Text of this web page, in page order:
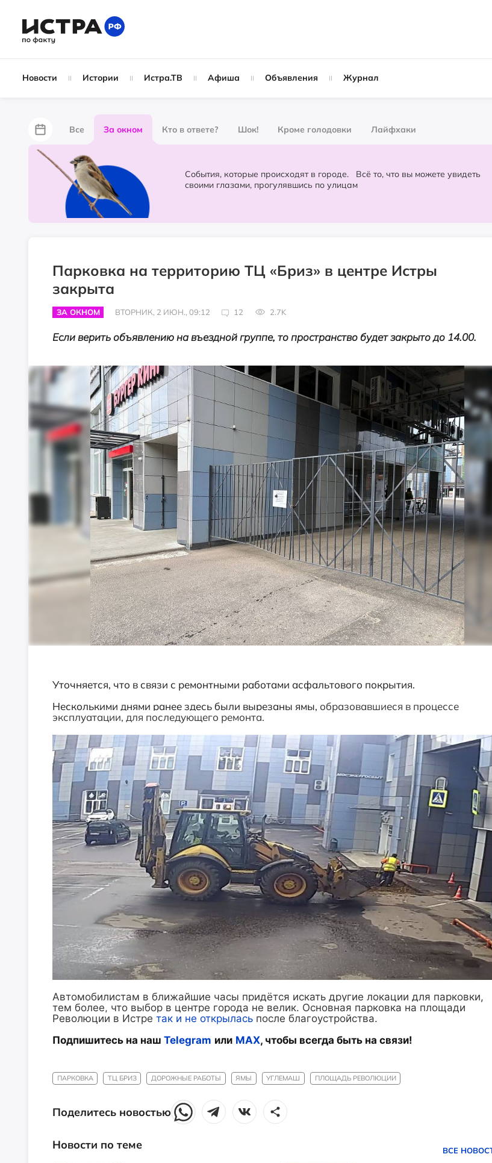
Новости Истории Истра.ТВ Афиша Объявления Журнал
Все За окном Кто в ответе? Шок! Кроме голодовки Лайфхаки
За забором
Партнёрский материал Народные новости Слухи
События, которые происходят в городе. Всё то, что вы можете увидеть
своими глазами, прогулявшись по улицам
Парковка на территорию ТЦ «Бриз» в центре Истры
закрыта
ЗА ОКНОМ ВТОРНИК, 2 ИЮН., 09:12 12 2.7K
Если верить объявлению на въездной группе, то пространство будет закрыто до 14.00.
Уточняется, что в связи с ремонтными работами асфальтового покрытия.
Несколькими днями ранее здесь были вырезаны ямы, образовавшиеся в процессе
эксплуатации, для последующего ремонта.
Автомобилистам в ближайшие часы придётся искать другие локации для парковки,
тем более, что выбор в центре города не велик. Основная парковка на площади
Революции в Истре так и не открылась после благоустройства.
Подпишитесь на наш Telegram или MAX, чтобы всегда быть на связи!
ПАРКОВКА ТЦ БРИЗ ДОРОЖНЫЕ РАБОТЫ ЯМЫ УГЛЕМАШ ПЛОЩАДЬ РЕВОЛЮЦИИ
Поделитесь новостью
Новости по теме ВСЕ